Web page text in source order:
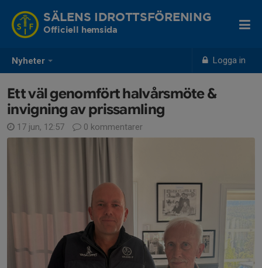
Nyheter Logga in
SÄLENS IDROTTSFÖRENING
Officiell hemsida
Ett väl genomfört halvårsmöte &
invigning av prissamling
17 jun, 12:57 0 kommentarer